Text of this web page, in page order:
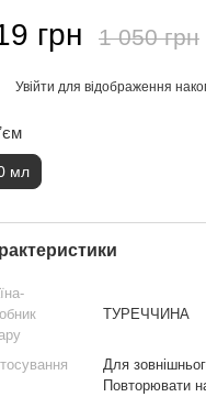
грн 1 050 грн
Увійти для відображення
мл
ТУРЕЧЧИНА
Для
Повторювати